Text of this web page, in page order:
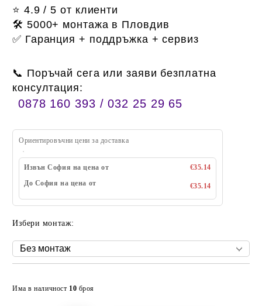
⭐ 4.9 / 5 от клиенти
🛠 5000+ монтажа в Пловдив
✅ Гаранция + поддръжка + сервиз
📞 Поръчай сега или заяви безплатна
консултация:
0878 160 393 / 032 25 29 65
Ориентировъчни цени за доставка
Извън София на цена от
€35.14
До София на цена от
€35.14
Избери монтаж:
Има в наличност 10 броя